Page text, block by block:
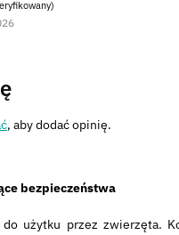
, aby dodać opinię.
bezpieczeństwa
do użytku przez zwierzęta.